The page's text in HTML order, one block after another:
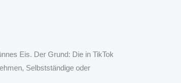
Eis. Der Grund: Die in TikTok
Selbstständige oder